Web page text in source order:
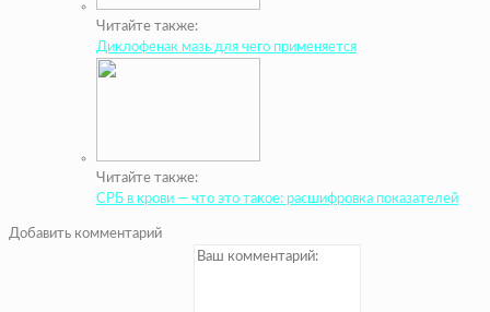
Читайте также:
Диклофенак мазь для чего применяется
Читайте также:
СРБ в крови — что это такое: расшифровка показателей
Добавить комментарий